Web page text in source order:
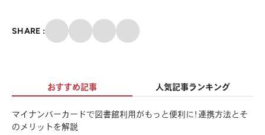
SHARE : Facebook
メール
おすすめ記事 人気記事ランキング
マイナンバーカードで図書館利用がもっと便利に！連携方法とそ
のメリットを解説